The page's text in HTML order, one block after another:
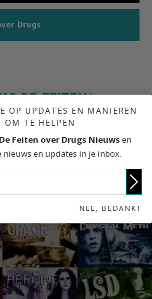
Drugs
DE FEITEN
OP UPDATES EN MANIEREN
OM TE HELPEN
De Feiten over Drugs Nieuws en
en updates in je inbox.
NEE, BEDANKT